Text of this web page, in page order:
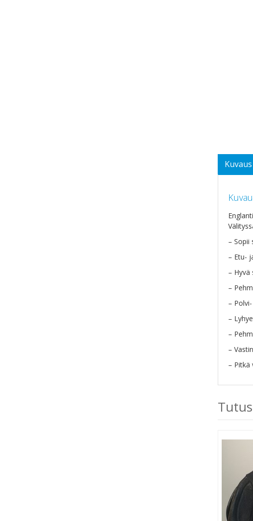
Kuvaus
– Sopii
– Etu-
– Hyvä
–
–
–
–
–
– Pitkä